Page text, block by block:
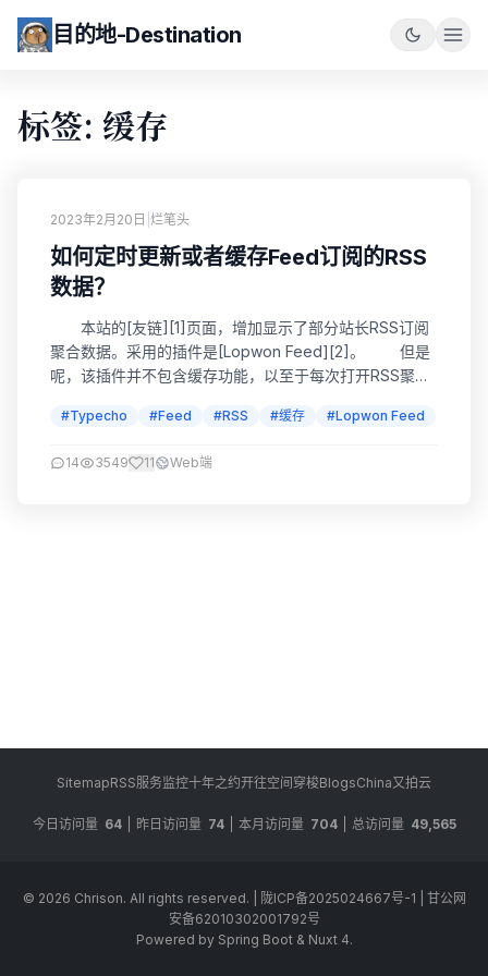
目的地-Destination
标签: 缓存
2023年2月20日 烂笔头
如何定时更新或者缓存Feed订阅的RSS
数据？
本站的[友链][1]页面，增加显示了部分站长RSS订阅
聚合数据。采用的插件是[Lopwon Feed][2]。 但是
呢，该插件并不包含缓存功能，以至于每次打开RSS聚合
自己站点添加了大量Feed订阅源后，页面加载会变得异常
引度娘了一番，查询如何定时的缓存订阅数据，以减少加
#Typecho #Feed #RSS #缓存 #Lopwon Feed
14 3549 11 Web端
SitemapRSS服务监控十年之约开往空间穿梭BlogsChina又拍云
今日访问量 64 昨日访问量 74 本月访问量 704 总访问量 49,565
© 2026 Chrison. All rights reserved. 陇ICP备2025024667号-1
甘公网
安备62010302001792号
Powered by Spring Boot & Nuxt 4.